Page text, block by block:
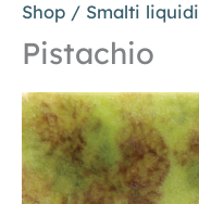
Shop / Smalti liquidi
Pistachio